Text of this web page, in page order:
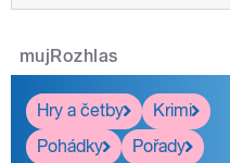
mujRozhlas
Hry a četby
Krimi
Pohádky
Pořady